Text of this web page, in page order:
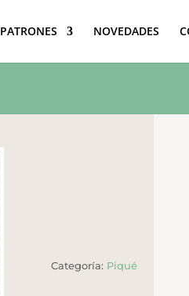
PATRONES NOVEDADES
Categoría: Piqué